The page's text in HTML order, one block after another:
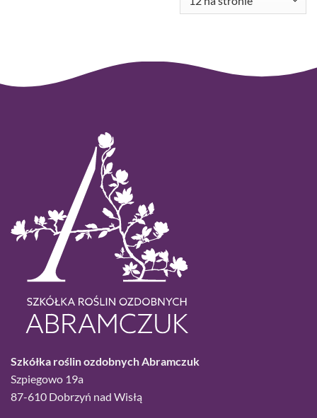
Szkółka roślin ozdobnych Abramczuk
Szpiegowo 19a
87-610 Dobrzyń nad Wisłą